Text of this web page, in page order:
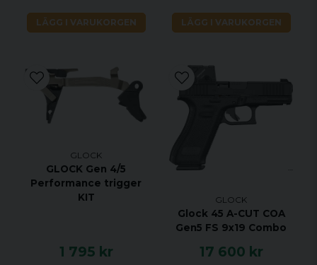
LÄGG I VARUKORGEN LÄGG I VARUKORGEN
GLOCK
GLOCK Gen 4/5
Performance trigger
KIT
1 795 kr
GLOCK
Glock 45 A-CUT COA
Gen5 FS 9x19 Combo
17 600 kr